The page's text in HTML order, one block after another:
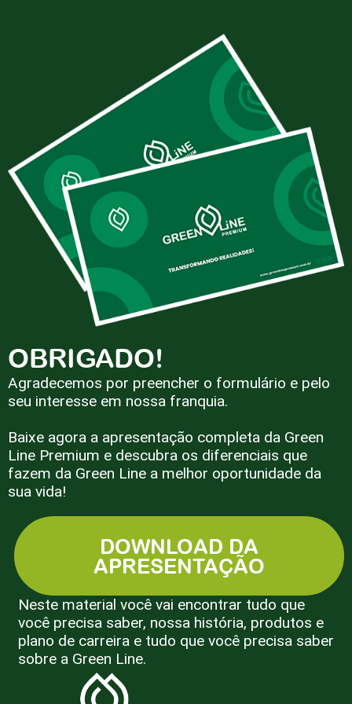
OBRIGADO!
Agradecemos por preencher o formulário e pelo
seu interesse em nossa franquia.
Baixe agora a apresentação completa da Green
Line Premium e descubra os diferenciais que
fazem da Green Line a melhor oportunidade da
sua vida!
DOWNLOAD DA
APRESENTAÇÃO
Neste material você vai encontrar tudo que
você precisa saber, nossa história, produtos e
plano de carreira e tudo que você precisa saber
sobre a Green Line.